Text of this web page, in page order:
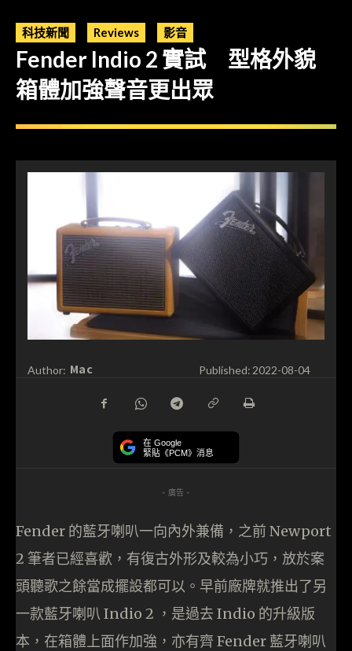
科技新聞 Reviews 影音
Fender Indio 2 實試 型格外貌
箱體加強聲音更出眾
Author: Mac Published: 2022-08-04
在 Google
緊貼《PCM》消息
- 廣告 -
Fender 的藍牙喇叭一向內外兼備，之前 Newport
2 筆者已經喜歡，有復古外形及較為小巧，放於案
頭聽歌之餘當成擺設都可以。早前廠牌就推出了另
一款藍牙喇叭 Indio 2 ，是過去 Indio 的升級版
本，在箱體上面作加強，亦有齊 Fender 藍牙喇叭